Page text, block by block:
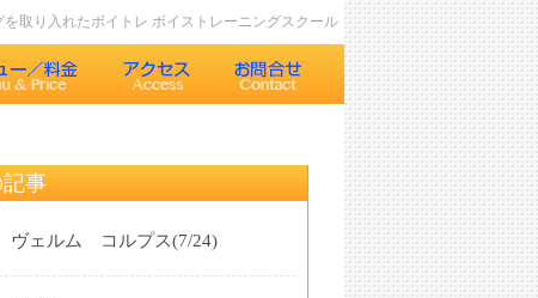
取り入れたボイトレ ボイストレーニングスクール
事
ヴェルム コルプス(7/24)